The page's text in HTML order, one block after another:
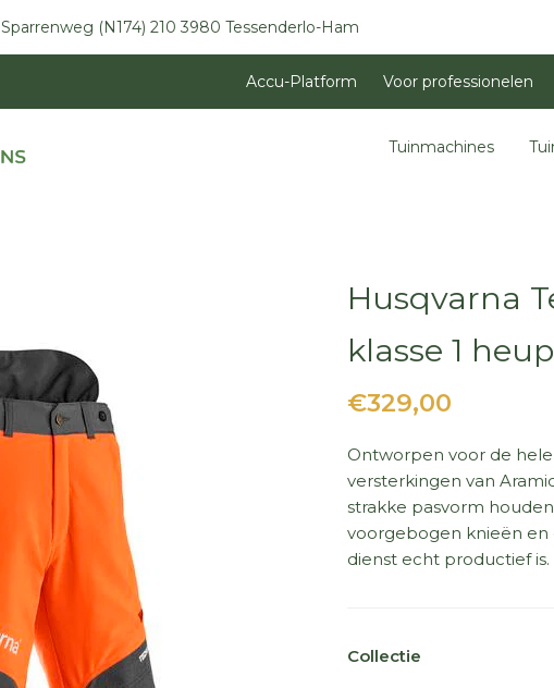
Sparrenweg (N174) 210 3980 Tessenderlo-Ham
Accu-Platform Voor professionelen
Tuinmachines
Husqvarna
klasse 1
€329,00
Ontworpen voor de
versterkingen van
strakke pasvorm
voorgebogen knieën en
dienst echt productief is.
Collectie